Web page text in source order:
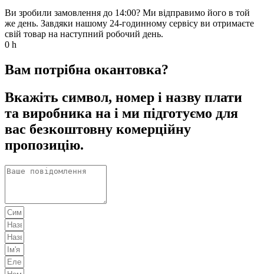
Ви зробили замовлення до 14:00? Ми відправимо його в той
же день. Завдяки нашому 24-годинному сервісу ви отримаєте
свій товар на наступний робочий день.
0 h
Вам потрібна окантовка?
Вкажіть символ, номер і назву плати
та виробника на і ми підготуємо для
вас безкоштовну комерційну
пропозицію.